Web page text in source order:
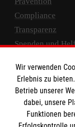
Compliance
Transparenz
Spenden und
Spendenkonto
Empfänger:
IBAN: DE10
BIC: GENODED
Wir verwenden
Erlebnis zu
Betrieb unserer
dabei, unsere
Funktionen